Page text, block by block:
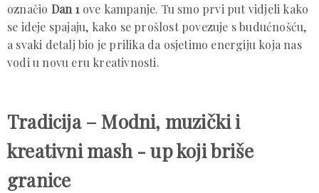
označio Dan 1 ove kampanje. Tu smo prvi put vidjeli kako
se ideje spajaju, kako se prošlost povezuje s budućnošću,
a svaki detalj bio je prilika da osjetimo energiju koja nas
vodi u novu eru kreativnosti.
Tradicija – Modni, muzički i
kreativni mash - up koji briše
granice